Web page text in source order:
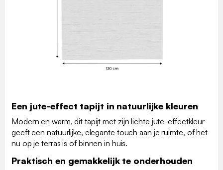
Een jute-effect tapijt in natuurlijke kleuren
Modern en warm, dit tapijt met zijn lichte jute-effectkleur
geeft een natuurlijke, elegante touch aan je ruimte, of het
nu op je terras is of binnen in huis.
Praktisch en gemakkelijk te onderhouden